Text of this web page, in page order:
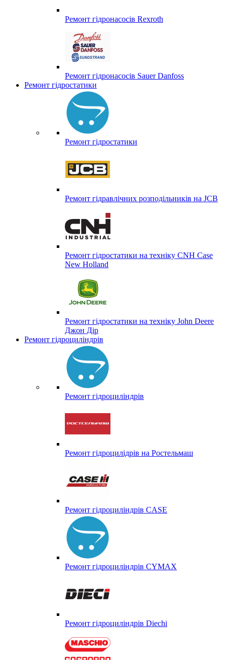
Ремонт гідронасосів Rexroth
Ремонт гідронасосів Sauer Danfoss
Ремонт гідростатики
Ремонт гідростатики
Ремонт гідравлічних розподільників на JCB
Ремонт гідростатики на техніку CNH Case
New Holland
Ремонт гідростатики на техніку John Deere
Джон Дір
Ремонт гідроциліндрів
Ремонт гідроциліндрів
Ремонт гідроцилідрів на Ростельмаш
Ремонт гідроциліндрів CASE
Ремонт гідроциліндрів CYMAX
Ремонт гідроциліндрів Diechi